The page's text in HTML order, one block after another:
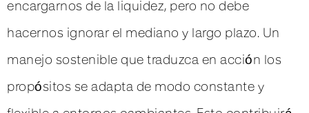
encargarnos de la liquidez, pero no debe
hacernos ignorar el mediano y largo plazo. Un
manejo sostenible que traduzca en acción los
propósitos se adapta de modo constante y